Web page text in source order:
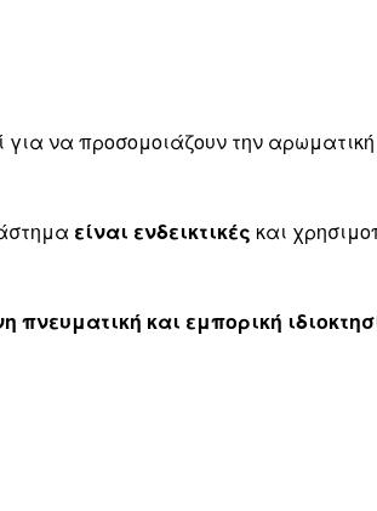
για να προσομοιάζουν την
είναι ενδεικτικές και
πνευματική και εμπορική